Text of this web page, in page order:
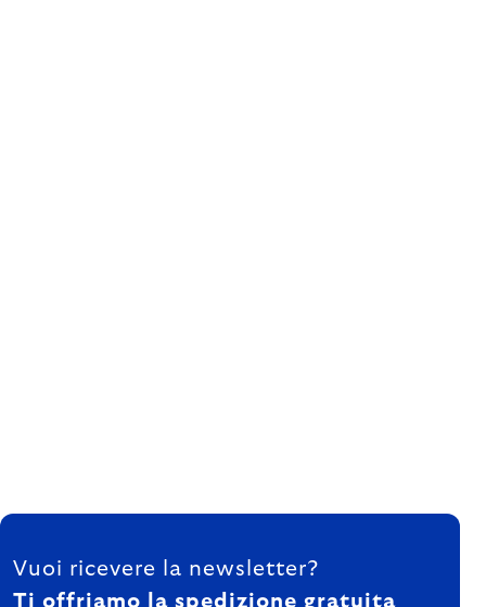
FOOTER
Vuoi ricevere la newsletter?
Ti offriamo la spedizione gratuita